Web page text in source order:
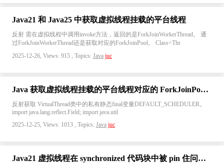
Java21 和 Java25 中获取虚拟线程挂载的平台线程
反射 需在虚拟线程中调用invoke方法，返回的是ForkJoinWorkerThread。 通
过ForkJoinWorkerThread还是获取对应的ForkJoinPool。 Class<Thr
2025-12-26, Views: 915 , Topics: Java juc
Java 获取虚拟线程挂载的平台线程对应的 ForkJoinPool 实例
反射获取 VirtualThread类中的私有静态final变量DEFAULT_SCHEDULER。
import java.lang.reflect.Field; import java.util
2025-12-25, Views: 1013 , Topics: Java juc
Java21 虚拟线程在 synchronized 代码块中被 pin 住问题复现